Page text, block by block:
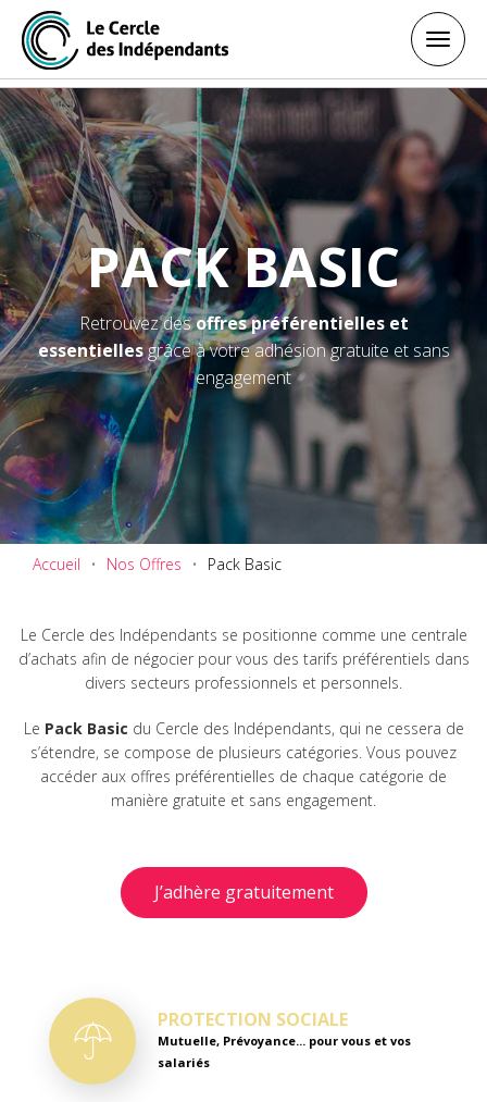
PACK BASIC
Retrouvez desoffres préférentielles et
essentiellesgrâce à votre adhésion gratuite et sans
engagement
Accueil Nos Offres Pack Basic
Le Cercle des Indépendants se positionne comme une centrale
d’achats afin de négocier pour vous des tarifs préférentiels dans
divers secteurs professionnels et personnels.
Le Pack Basic du Cercle des Indépendants, qui ne cessera de
s’étendre, se compose de plusieurs catégories. Vous pouvez
accéder aux offres préférentielles de chaque catégorie de
manière gratuite et sans engagement.
J’adhère gratuitement
PROTECTION SOCIALE
Mutuelle, Prévoyance... pour vous et vos
salariés